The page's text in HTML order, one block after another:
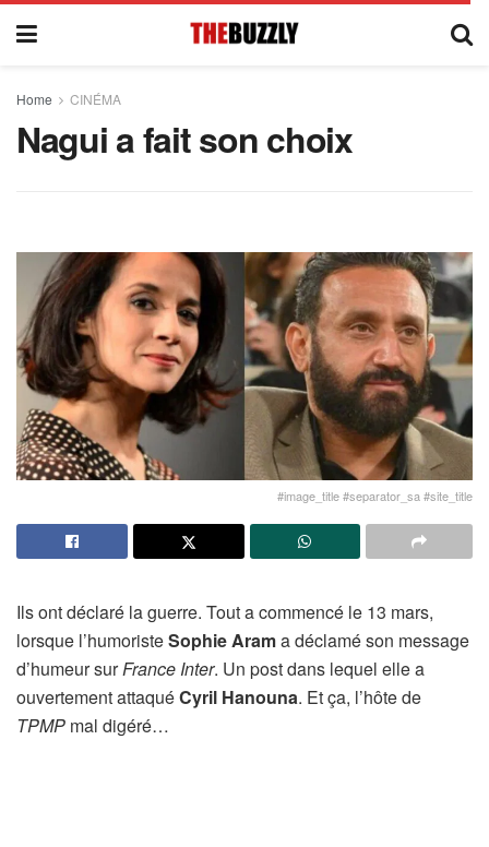
Home CINÉMA
Nagui a fait son choix
#image_title #separator_sa #site_title
Ils ont déclaré la guerre. Tout a commencé le 13 mars,
lorsque l’humoristeSophie Arama déclamé son message
d’humeur surFrance Inter. Un post dans lequel elle a
ouvertement attaquéCyril Hanouna. Et ça, l’hôte de
TPMP mal digéré…